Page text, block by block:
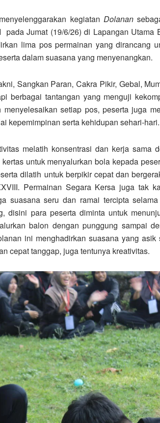
kegiatan Dolanan
Jumat (19/6/26) di Lapangan Utama
lima pos permainan yang dirancang
dalam suasana yang menyenangkan.
Sangkan Paran, Cakra Pikir, Gebal,
berbagai tantangan yang menguji
setiap pos, peserta juga
kepemimpinan serta kehidupan sehari-hari.
melatih konsentrasi dan kerja sama
untuk menyalurkan bola kepada
dilatih untuk berpikir cepat dan
Permainan Segara Kersa juga tak
suasana seru dan ramai tercipta
disini para peserta diminta untuk
balon dengan punggung sampai
ini menghadirkan suasana yang asik
cepat tanggap, juga tentunya kreativitas.